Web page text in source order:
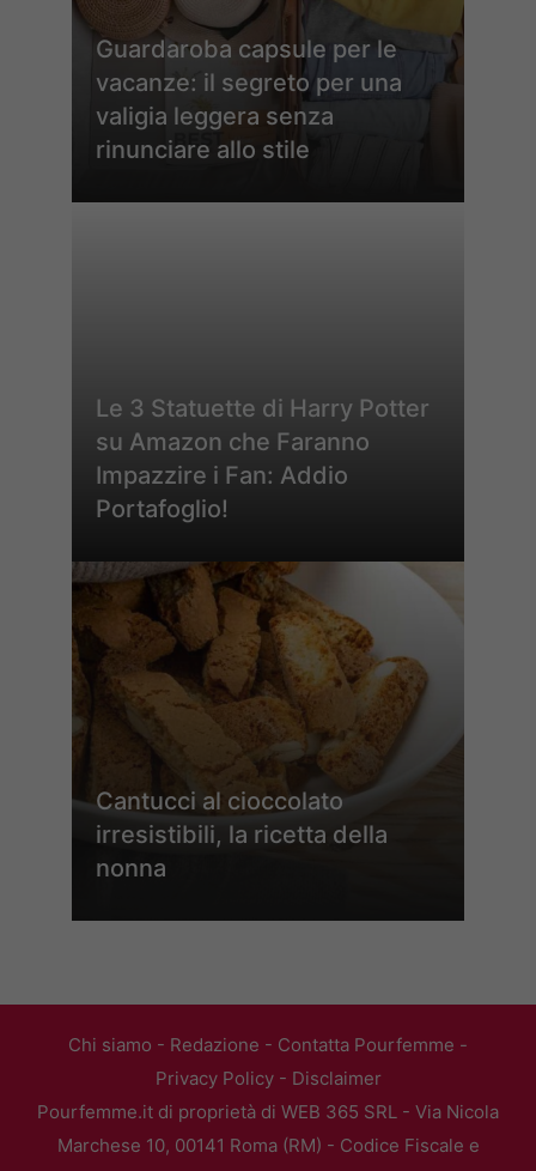
Guardaroba capsule per le
vacanze: il segreto per una
valigia leggera senza
rinunciare allo stile
Le 3 Statuette di Harry Potter
su Amazon che Faranno
Impazzire i Fan: Addio
Portafoglio!
Cantucci al cioccolato
irresistibili, la ricetta della
nonna
Chi siamo - Redazione - Contatta Pourfemme -
Privacy Policy- Disclaimer
Pourfemme.it di proprietà di WEB 365 SRL - Via Nicola
Marchese 10, 00141 Roma (RM) - Codice Fiscale e